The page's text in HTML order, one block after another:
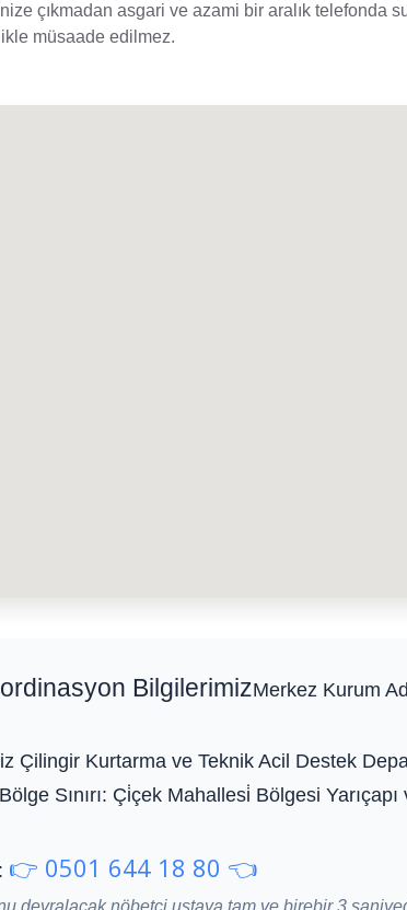
çıkmadan asgari ve azami bir aralık telefonda
müsaade edilmez.
BilgilerimizMerkez Kurum
Çilingir Kurtarma ve Teknik Acil Destek
Sınırı: Çi̇çek Mahallesi̇ Bölgesi
👉 0501 644 18 80 👈
devralacak nöbetçi ustaya tam ve birebir 3